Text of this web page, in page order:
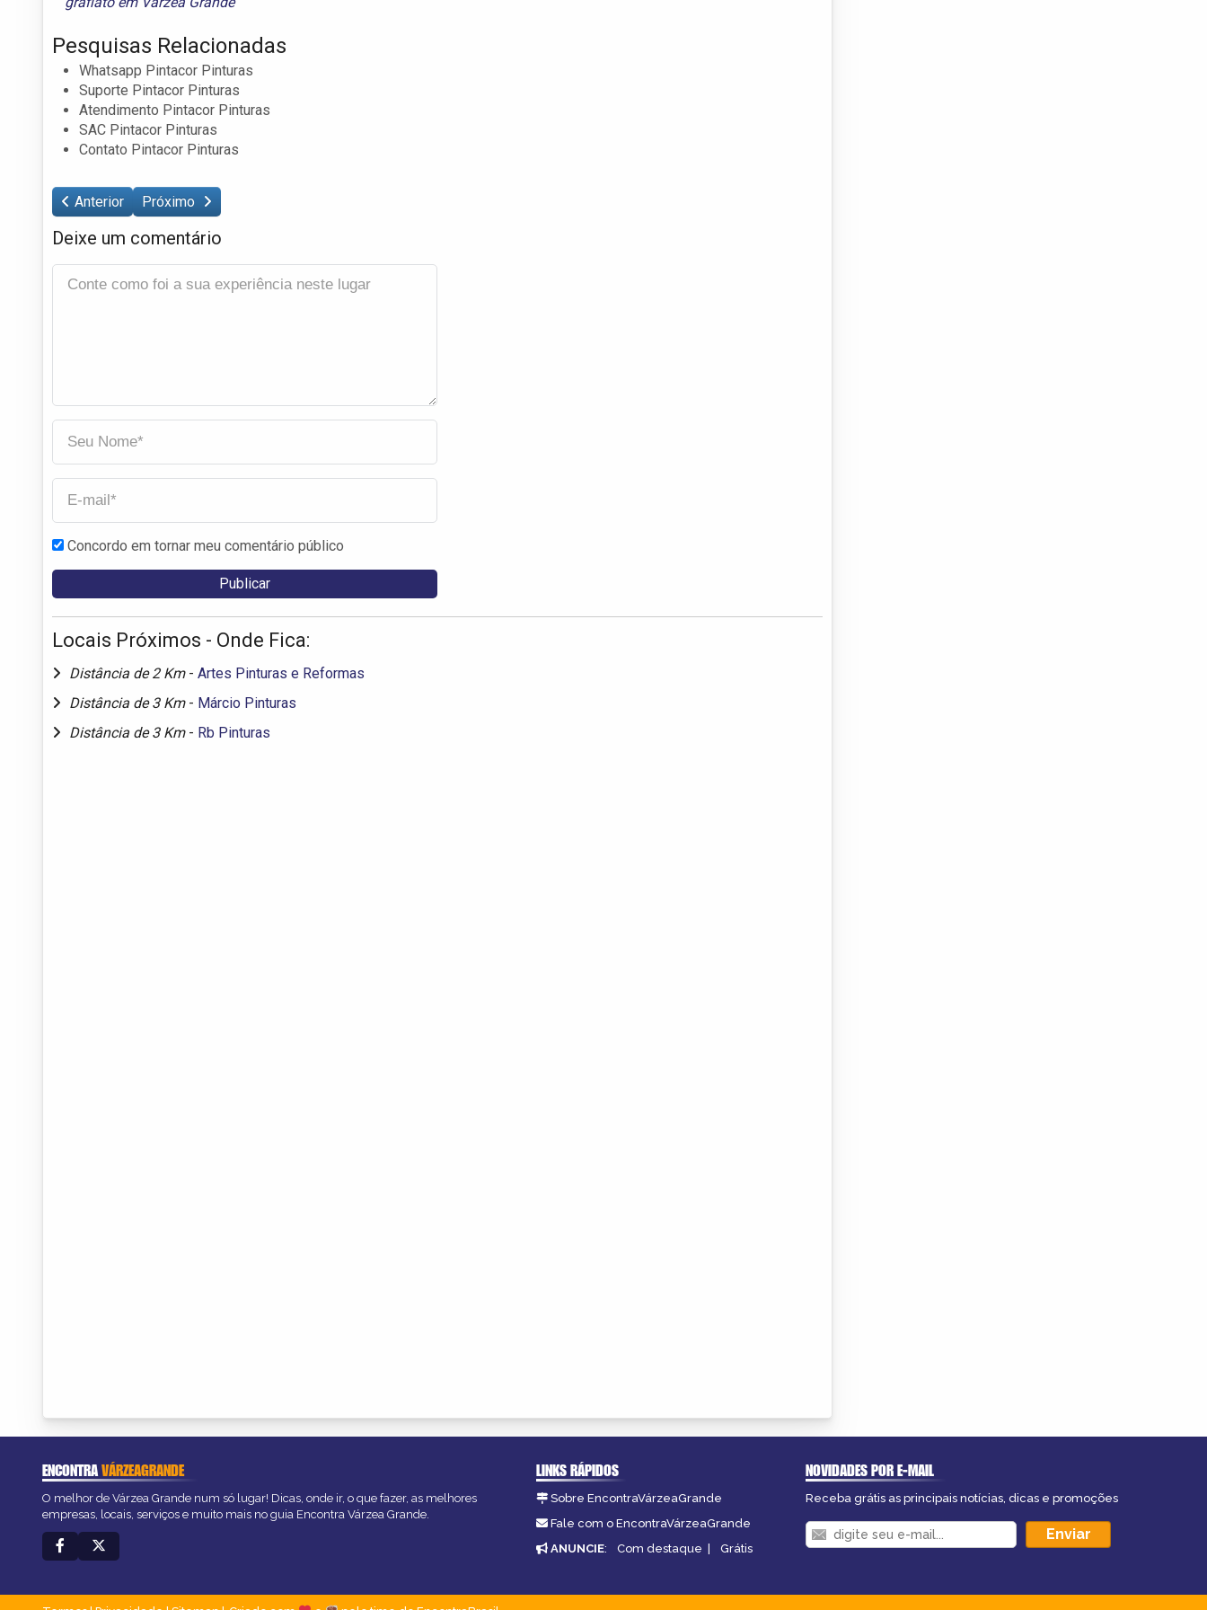
Pesquisas Relacionadas
Whatsapp Pintacor Pinturas
Suporte Pintacor Pinturas
Atendimento Pintacor Pinturas
SAC Pintacor Pinturas
Contato Pintacor Pinturas
Anterior Próximo
Deixe um comentário
Concordo em tornar meu comentário público
Locais Próximos - Onde Fica:
Distância de 2 Km - Artes Pinturas e Reformas
Distância de 3 Km - Márcio Pinturas
Distância de 3 Km - Rb Pinturas
ENCONTRAVÁRZEAGRANDE
O melhor de Várzea Grande num só lugar! Dicas, onde ir, o que fazer, as melhores
empresas, locais, serviços e muito mais no guia Encontra Várzea Grande.
LINKS RÁPIDOS
Sobre EncontraVárzeaGrande
Fale com o EncontraVárzeaGrande
ANUNCIE: Com destaque | Grátis
NOVIDADES POR E-MAIL
Receba grátis as principais notícias, dicas e promoções